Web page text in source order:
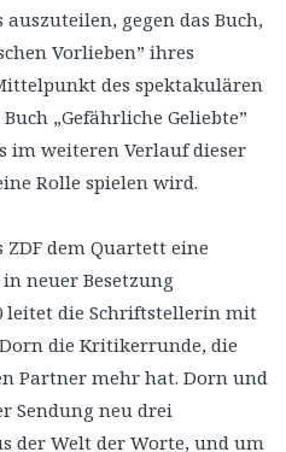
gegen das Buch,
Vorlieben” ihres
des spektakulären
„Gefährliche Geliebte”
im weiteren Verlauf dieser
Rolle spielen wird.
dem Quartett eine
in neuer Besetzung
leitet die Schriftstellerin mit
die Kritikerrunde, die
Partner mehr hat. Dorn und
Sendung neu drei
der Welt der Worte, und um